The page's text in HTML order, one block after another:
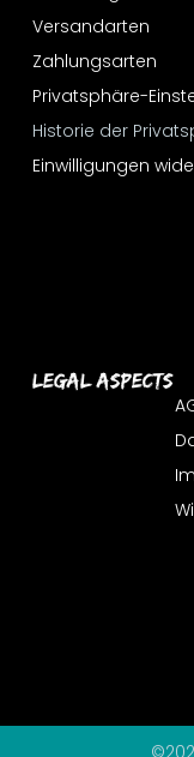
Versandarten
Zahlungsarten
Privatsphäre-
Historie der
Einwilligungen
Legal Aspects